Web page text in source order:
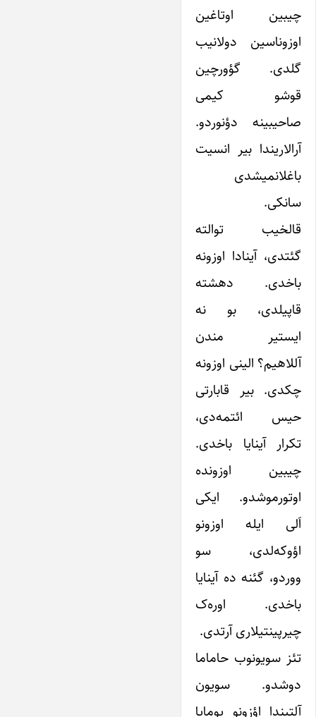
چیبین اوتاغین
اوزوناسین دولانیب
گلدی. گؤورچین
قوشو کیمی
صاحیبینه دؤنوردو.
آرالاریندا بیر انسیت
باغلانمیشدی
سانکی.
قالخیب توالته
گئتدی، آینادا اوزونه
باخدی. دهشته
قاپیلدی، بو نه
ایستیر مندن
آللاهیم؟ الینی اوزونه
چکدی. بیر قابارتی
حیس ائتمه‌دی،
تکرار آینایا باخدی.
چیبین اوزونده
اوتورموشدو. ایکی
اَلی ایله اوزونو
اؤوکه‌لدی، سو
ووردو، گئنه ده آینایا
باخدی. اوره‌ک
چیرپینتیلاری آرتدی.
تئز سویونوب حاماما
دوشدو. سویون
آلتیندا اؤزونو یومایا